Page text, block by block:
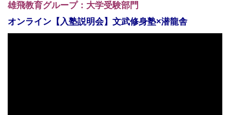
雄飛教育グループ：大学受験部門
オンライン【入塾説明会】文武修身塾×潜龍舎